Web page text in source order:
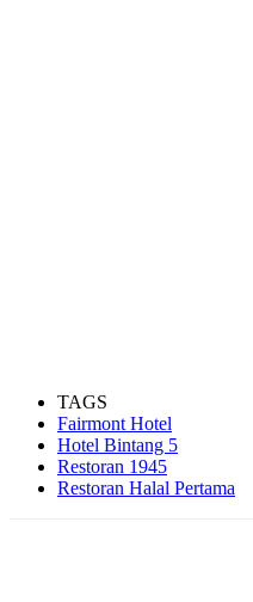
TAGS
Fairmont Hotel
Hotel Bintang 5
Restoran 1945
Restoran Halal Pertama